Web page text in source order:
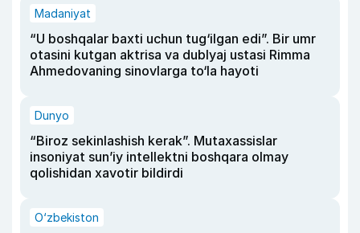
Madaniyat
“U boshqalar baxti uchun tug‘ilgan edi”. Bir umr
otasini kutgan aktrisa va dublyaj ustasi Rimma
Ahmedovaning sinovlarga to‘la hayoti
Dunyo
“Biroz sekinlashish kerak”. Mutaxassislar
insoniyat sun’iy intellektni boshqara olmay
qolishidan xavotir bildirdi
O‘zbekiston